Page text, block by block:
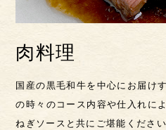
肉料理
国産の黒毛和牛を中心にお届け
の時々のコース内容や仕入れに
ねぎソースと共にご堪能ください